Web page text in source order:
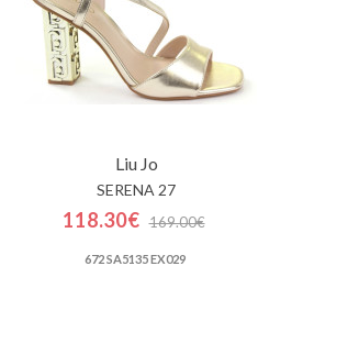
Liu Jo
SERENA 27
118.30€ 169.00€
672 SA5135 EX029